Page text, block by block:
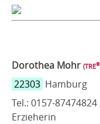
Dorothea Mohr (TRE®
22303 Hamburg
Tel.: 0157-87474824
Erzieherin